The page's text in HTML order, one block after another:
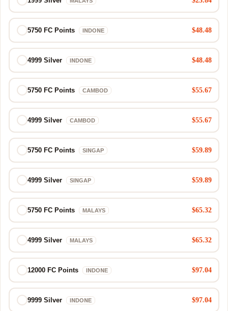
5750 FC Points INDONE $48.48
4999 Silver INDONE $48.48
5750 FC Points CAMBOD $55.67
4999 Silver CAMBOD $55.67
5750 FC Points SINGAP $59.89
4999 Silver SINGAP $59.89
5750 FC Points MALAYS $65.32
4999 Silver MALAYS $65.32
12000 FC Points INDONE $97.04
9999 Silver INDONE $97.04